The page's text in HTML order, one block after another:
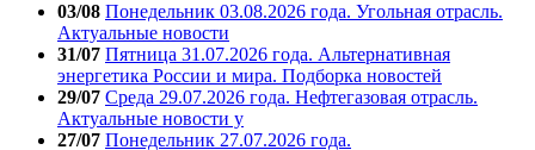
03/08 Понедельник 03.08.2026 года. Угольная отрасль.
Актуальные новости
31/07 Пятница 31.07.2026 года. Альтернативная
энергетика России и мира. Подборка новостей
29/07 Среда 29.07.2026 года. Нефтегазовая отрасль.
Актуальные новости у
27/07 Понедельник 27.07.2026 года.